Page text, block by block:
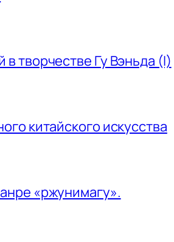
творчестве Гу Вэньда (I)
китайского искусства
«ржунимагу».